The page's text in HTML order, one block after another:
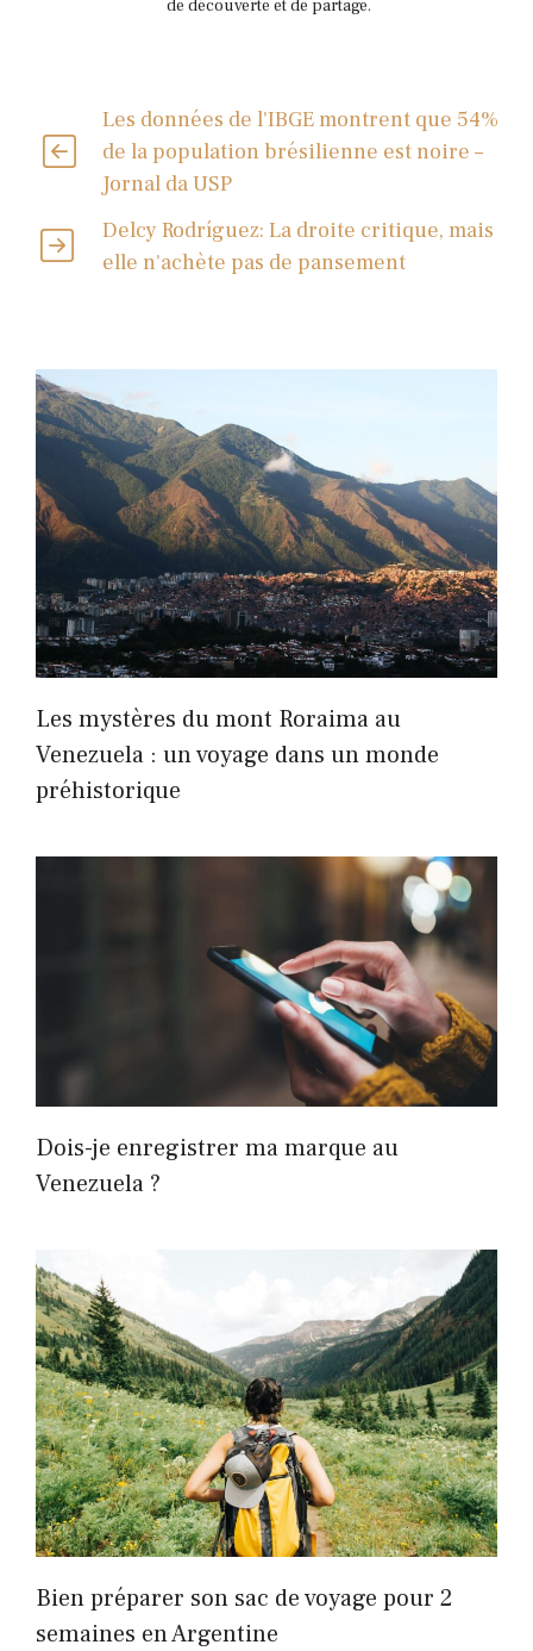
de découverte et de partage.
Les données de l'IBGE montrent que 54%
de la population brésilienne est noire –
Jornal da USP
Delcy Rodríguez: La droite critique, mais
elle n'achète pas de pansement
Les mystères du mont Roraima au
Venezuela : un voyage dans un monde
préhistorique
Dois-je enregistrer ma marque au
Venezuela ?
Bien préparer son sac de voyage pour 2
semaines en Argentine